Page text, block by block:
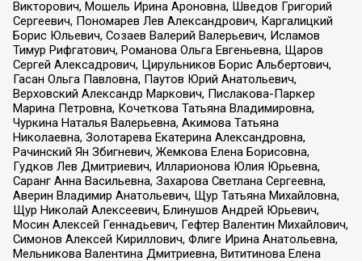
Викторович, Мошель Ирина Ароновна, Шведов Григорий
Сергеевич, Пономарев Лев Александрович, Каргалицкий
Борис Юльевич, Созаев Валерий Валерьевич, Исламов
Тимур Рифгатович, Романова Ольга Евгеньевна, Щаров
Сергей Алексадрович, Цирульников Борис Альбертович,
Гасан Ольга Павловна, Паутов Юрий Анатольевич,
Верховский Александр Маркович, Пислакова-Паркер
Марина Петровна, Кочеткова Татьяна Владимировна,
Чуркина Наталья Валерьевна, Акимова Татьяна
Николаевна, Золотарева Екатерина Александровна,
Рачинский Ян Збигневич, Жемкова Елена Борисовна,
Гудков Лев Дмитриевич, Илларионова Юлия Юрьевна,
Саранг Анна Васильевна, Захарова Светлана Сергеевна,
Аверин Владимир Анатольевич, Щур Татьяна Михайловна,
Щур Николай Алексеевич, Блинушов Андрей Юрьевич,
Мосин Алексей Геннадьевич, Гефтер Валентин Михайлович,
Симонов Алексей Кириллович, Флиге Ирина Анатольевна,
Мельникова Валентина Дмитриевна, Вититинова Елена